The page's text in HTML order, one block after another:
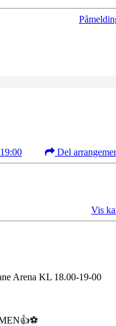
Del
Vis
Arena KL 18.00-19-00